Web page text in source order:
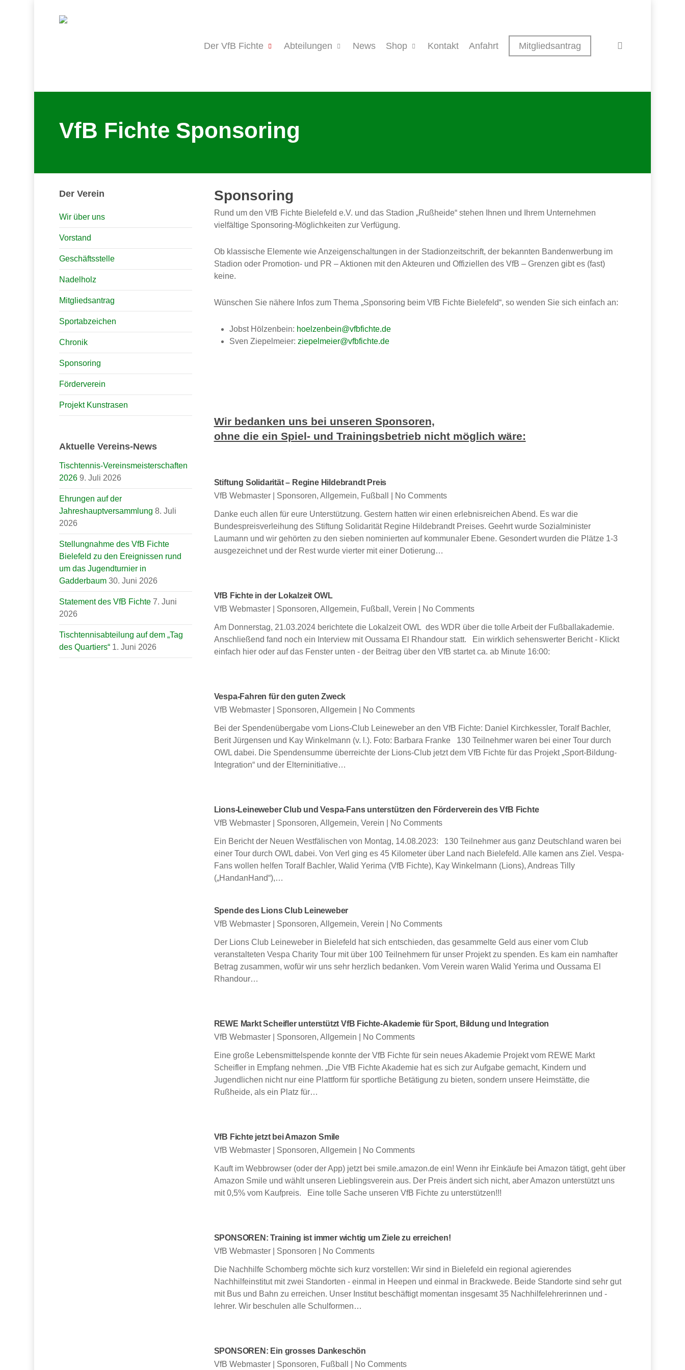
Der VfB Fichte Abteilungen News Shop Kontakt Anfahrt Mitgliedsantrag
VfB Fichte Sponsoring
Sponsoring
Rund um den VfB Fichte Bielefeld e.V. und das Stadion „Rußheide“ stehen Ihnen und Ihrem Unternehmen
vielfältige Sponsoring-Möglichkeiten zur Verfügung.
Ob klassische Elemente wie Anzeigenschaltungen in der Stadionzeitschrift, der bekannten Bandenwerbung im
Stadion oder Promotion- und PR – Aktionen mit den Akteuren und Offiziellen des VfB – Grenzen gibt es (fast)
keine.
Wünschen Sie nähere Infos zum Thema „Sponsoring beim VfB Fichte Bielefeld“, so wenden Sie sich einfach an:
Jobst Hölzenbein: hoelzenbein@vfbfichte.de
Sven Ziepelmeier: ziepelmeier@vfbfichte.de
Wir bedanken uns bei unseren Sponsoren,
ohne die ein Spiel- und Trainingsbetrieb nicht möglich wäre:
Stiftung Solidarität – Regine Hildebrandt Preis
VfB Webmaster
Sponsoren, Allgemein, Fußball No Comments
Danke euch allen für eure Unterstützung. Gestern hatten wir einen erlebnisreichen Abend. Es war die
Bundespreisverleihung des Stiftung Solidarität Regine Hildebrandt Preises. Geehrt wurde Sozialminister
Laumann und wir gehörten zu den sieben nominierten auf kommunaler Ebene. Gesondert wurden die Plätze 1-3
ausgezeichnet und der Rest wurde vierter mit einer Dotierung…
VfB Fichte in der Lokalzeit OWL
VfB Webmaster
Sponsoren, Allgemein, Fußball , Verein No Comments
Am Donnerstag, 21.03.2024 berichtete die Lokalzeit OWL des WDR über die tolle Arbeit der Fußballakademie.
Anschließend fand noch ein Interview mit Oussama El Rhandour statt. Ein wirklich sehenswerter Bericht - Klickt
einfach hier oder auf das Fenster unten - der Beitrag über den VfB startet ca. ab Minute 16:00:
Vespa-Fahren für den guten Zweck
VfB Webmaster
Sponsoren, Allgemein No Comments
Bei der Spendenübergabe vom Lions-Club Leineweber an den VfB Fichte: Daniel Kirchkessler, Toralf Bachler,
Berit Jürgensen und Kay Winkelmann (v. l.). Foto: Barbara Franke 130 Teilnehmer waren bei einer Tour durch
OWL dabei. Die Spendensumme überreichte der Lions-Club jetzt dem VfB Fichte für das Projekt „Sport-Bildung-
Integration“ und der Elterninitiative…
Lions-Leineweber Club und Vespa-Fans unterstützen den Förderverein des VfB Fichte
VfB Webmaster
Sponsoren, Allgemein, Verein No Comments
Ein Bericht der Neuen Westfälischen von Montag, 14.08.2023: 130 Teilnehmer aus ganz Deutschland waren bei
einer Tour durch OWL dabei. Von Verl ging es 45 Kilometer über Land nach Bielefeld. Alle kamen ans Ziel. Vespa-
Fans wollen helfen Toralf Bachler, Walid Yerima (VfB Fichte), Kay Winkelmann (Lions), Andreas Tilly
(„HandanHand“),…
Spende des Lions Club Leineweber
VfB Webmaster
Sponsoren, Allgemein, Verein No Comments
Der Lions Club Leineweber in Bielefeld hat sich entschieden, das gesammelte Geld aus einer vom Club
veranstalteten Vespa Charity Tour mit über 100 Teilnehmern für unser Projekt zu spenden. Es kam ein namhafter
Betrag zusammen, wofür wir uns sehr herzlich bedanken. Vom Verein waren Walid Yerima und Oussama El
Rhandour…
REWE Markt Scheifler unterstützt VfB Fichte-Akademie für Sport, Bildung und Integration
VfB Webmaster
Sponsoren, Allgemein No Comments
Eine große Lebensmittelspende konnte der VfB Fichte für sein neues Akademie Projekt vom REWE Markt
Scheifler in Empfang nehmen. „Die VfB Fichte Akademie hat es sich zur Aufgabe gemacht, Kindern und
Jugendlichen nicht nur eine Plattform für sportliche Betätigung zu bieten, sondern unsere Heimstätte, die
Rußheide, als ein Platz für…
VfB Fichte jetzt bei Amazon Smile
VfB Webmaster
Sponsoren, Allgemein No Comments
Kauft im Webbrowser (oder der App) jetzt bei smile.amazon.de ein! Wenn ihr Einkäufe bei Amazon tätigt, geht über
Amazon Smile und wählt unseren Lieblingsverein aus. Der Preis ändert sich nicht, aber Amazon unterstützt uns
mit 0,5% vom Kaufpreis. Eine tolle Sache unseren VfB Fichte zu unterstützen!!!
SPONSOREN: Training ist immer wichtig um Ziele zu erreichen!
VfB Webmaster
Sponsoren No Comments
Die Nachhilfe Schomberg möchte sich kurz vorstellen: Wir sind in Bielefeld ein regional agierendes
Nachhilfeinstitut mit zwei Standorten - einmal in Heepen und einmal in Brackwede. Beide Standorte sind sehr gut
mit Bus und Bahn zu erreichen. Unser Institut beschäftigt momentan insgesamt 35 Nachhilfelehrerinnen und -
lehrer. Wir beschulen alle Schulformen…
SPONSOREN: Ein grosses Dankeschön
VfB Webmaster
Sponsoren, Fußball No Comments
Der Verein
Wir über uns
Vorstand
Geschäftsstelle
Nadelholz
Mitgliedsantrag
Sportabzeichen
Chronik
Sponsoring
Förderverein
Projekt Kunstrasen
Aktuelle Vereins-News
Tischtennis-Vereinsmeisterschaften
2026 9. Juli 2026
Ehrungen auf der
Jahreshauptversammlung 8. Juli
2026
Stellungnahme des VfB Fichte
Bielefeld zu den Ereignissen rund
um das Jugendturnier in
Gadderbaum 30. Juni 2026
Statement des VfB Fichte 7. Juni
2026
Tischtennisabteilung auf dem „Tag
des Quartiers“ 1. Juni 2026